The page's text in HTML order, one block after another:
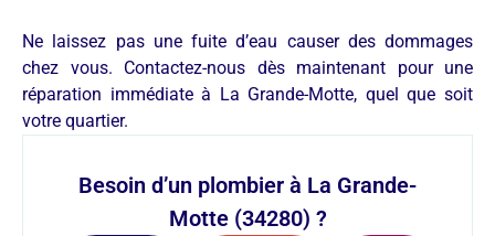
Ne laissez pas une fuite d’eau causer des dommages
chez vous. Contactez-nous dès maintenant pour une
réparation immédiate à La Grande-Motte, quel que soit
votre quartier.
Besoin d’un plombier à La Grande-
Motte (34280) ?